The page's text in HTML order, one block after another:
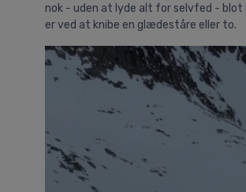
nok - uden at lyde alt for selvfed - blot
er ved at knibe en glædeståre eller to.